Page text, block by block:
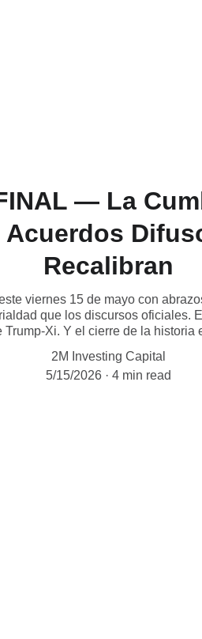
— La
Recalibran
viernes 15 de mayo con
que los discursos oficiales.
Xi. Y el cierre de la historia
2M Investing Capital
5/15/2026
4 min read